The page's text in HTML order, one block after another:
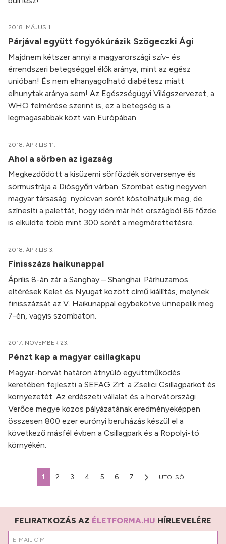
2018. MÁJUS 1.
Párjával együtt fogyókúrázik Szögeczki Ági
Majdnem kétszer annyi a magyarországi szív- és
érrendszeri betegséggel élők aránya, mint az egész
unióban! És nem elhanyagolható diabétesz miatt
elhunytak aránya sem! Az Egészségügyi Világszervezet, a
WHO felmérése szerint is, ez a betegség is a
legmagasabbak közt van Európában.
2018. ÁPRILIS 11.
Ahol a sörben az igazság
Megkezdődött a kisüzemi sörfőzdék sörversenye és
sörmustrája a Diósgyőri várban. Szombat estig negyven
magyar társaság nyolcvan sörét kóstolhatjuk meg, de
színesíti a palettát, hogy idén már hét országból 86 főzde
is elküldte több mint 300 sörét a megmérettetésre.
2018. ÁPRILIS 3.
Finisszázs haikunappal
Április 8-án zár a Sanghay – Shanghai. Párhuzamos
eltérések Kelet és Nyugat között című kiállítás, melynek
finisszázsát az V. Haikunappal egybekötve ünnepelik meg
7-én, vagyis szombaton.
2017. NOVEMBER 23.
Pénzt kap a magyar csillagkapu
Magyar-horvát határon átnyúló együttműködés
keretében fejleszti a SEFAG Zrt. a Zselici Csillagparkot és
környezetét. Az erdészeti vállalat és a horvátországi
Verőce megye közös pályázatának eredményeképpen
összesen 800 ezer eurónyi beruházás készül el a
következő másfél évben a Csillagpark és a Ropolyi-tó
környékén.
1 2 3 4 5 6 7 UTOLSÓ
FELIRATKOZÁS AZ ÉLETFORMA.HU HÍRLEVELÉRE